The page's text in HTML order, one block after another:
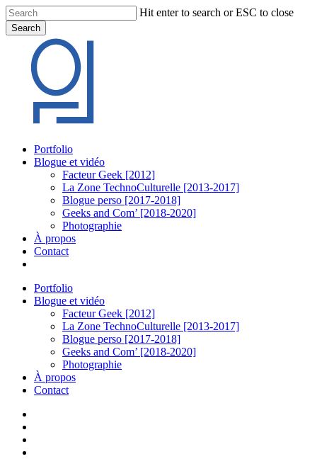
Skip
to
main
content
Hit enter to search or ESC to close
Search
Search
Menu
Portfolio
Blogue et vidéo
Facteur Geek [2012]
La Zone TechnoCulturelle [2013-2017]
Blogue perso [2017-2018]
Geeks and Com’ [2018-2020]
Photographie
À propos
Contact
Portfolio
Blogue et vidéo
Facteur Geek [2012]
La Zone TechnoCulturelle [2013-2017]
Blogue perso [2017-2018]
Geeks and Com’ [2018-2020]
Photographie
À propos
Contact